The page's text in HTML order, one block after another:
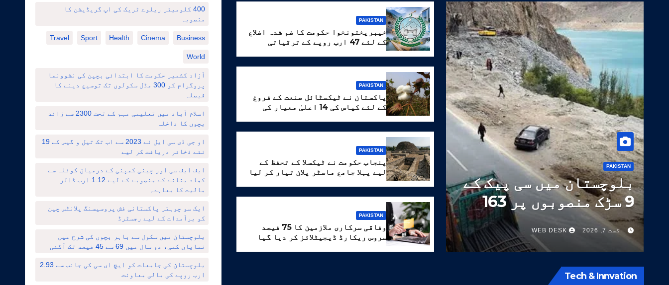
PAKISTAN
بلوچستان میں سی پیک کے
9 سڑک منصوبوں پر 163
ارب روپے سے زائد خرچ
اگست 7, 2026 WEB DESK
PAKISTAN
خیبرپختونخوا حکومت کا ضم شدہ اضلاع
کے لئے 47 ارب روپے کے ترقیاتی
پروگرام کا منصوبہ
PAKISTAN
پاکستان نے ٹیکسٹائل صنعت کے فروغ
کے لئے کپاس کی 14 اعلیٰ معیار کی
اقسام تیار کر لیں
PAKISTAN
پنجاب حکومت نے ٹیکسلا کے تحفظ کے
لیے پہلا جامع ماسٹر پلان تیار کر لیا
PAKISTAN
وفاقی سرکاری ملازمین کا 75 فیصد
سروس ریکارڈ ڈیجیٹلائز کر دیا گیا
Tech & Innvation
400 کلومیٹر ریلوے ٹریک کی اپ گریڈیشن کا
منصوبہ
Business
Cinema
Health
Sport
Travel
World
آزاد کشمیر حکومت کا ابتدائی بچپن کی نشوونما
پروگرام کو 300 مڈل سکولوں تک توسیع دینے کا
فیصلہ
اسلام آباد میں تعلیمی مہم کے تحت 2300 سے زائد
بچوں کا داخلہ
او جی ڈی سی ایل نے 2023 سے اب تک تیل و گیس کے 19
نئے ذخائر دریافت کر لیے
ایف ایف سی اور چینی کمپنی کے درمیان کوئلہ سے
کھاد بنانے کے منصوبے کے لیے 1.12 ارب ڈالر
مالیت کا معاہدہ
ایک سو چوہتر پاکستانی فش پروسیسنگ پلانٹس چین
کو برآمدات کے لیے رجسٹرڈ
بلوچستان میں سکول سے باہر بچوں کی شرح میں
نمایاں کمی، دو سال میں 69 سے 45 فیصد تک آگئی
بلوچستان کی جامعات کو ایچ ای سی کی جانب سے 2.93
ارب روپے کی مالی معاونت